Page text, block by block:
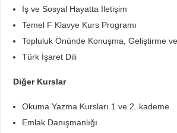
İş ve Sosyal Hayatta İletişim
Temel F Klavye Kurs Programı
Topluluk Önünde Konuşma, Geliştirme
Türk İşaret Dili
Diğer Kurslar
Okuma Yazma Kursları 1 ve 2. kademe
Emlak Danışmanlığı